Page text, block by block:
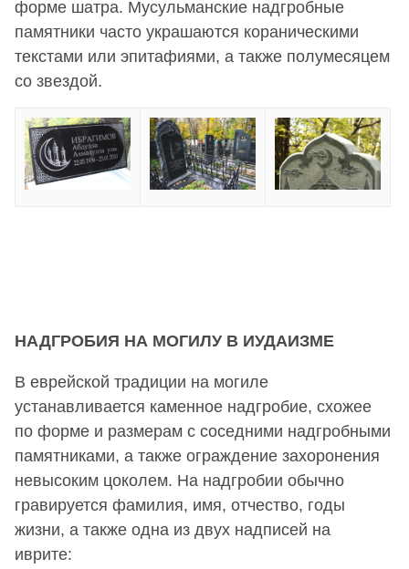
форме шатра. Мусульманские надгробные
памятники часто украшаются кораническими
текстами или эпитафиями, а также полумесяцем
со звездой.
НАДГРОБИЯ НА МОГИЛУ В ИУДАИЗМЕ
В еврейской традиции на могиле
устанавливается каменное надгробие, схожее
по форме и размерам с соседними надгробными
памятниками, а также ограждение захоронения
невысоким цоколем. На надгробии обычно
гравируется фамилия, имя, отчество, годы
жизни, а также одна из двух надписей на
иврите: